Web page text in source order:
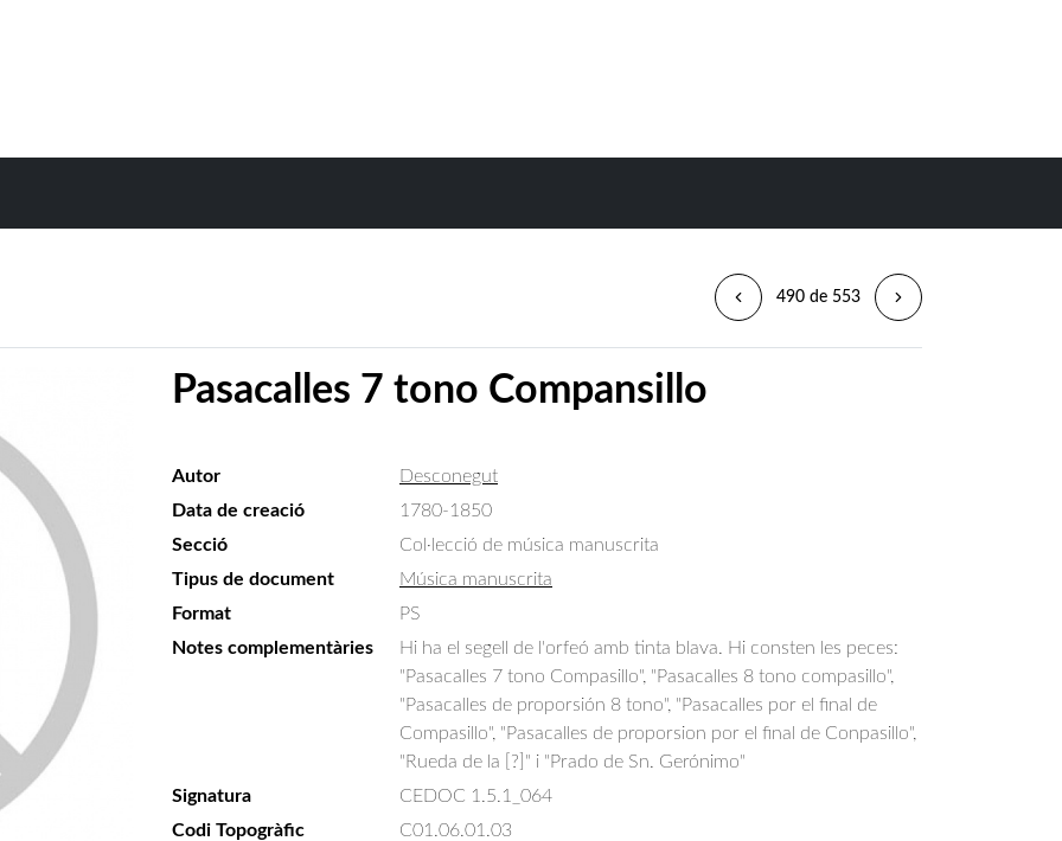
490 de 553
Pasacalles 7 tono Compansillo
Autor
Desconegut
Data de creació
1780-1850
Secció
Col·lecció de música manuscrita
Tipus de document
Música manuscrita
Format
PS
Notes complementàries
Hi ha el segell de l'orfeó amb tinta blava. Hi consten les peces:
"Pasacalles 7 tono Compasillo", "Pasacalles 8 tono compasillo",
"Pasacalles de proporsión 8 tono", "Pasacalles por el final de
Compasillo", "Pasacalles de proporsion por el final de Conpasillo",
"Rueda de la [?]" i "Prado de Sn. Gerónimo"
Signatura
CEDOC 1.5.1_064
Codi Topogràfic
C01.06.01.03